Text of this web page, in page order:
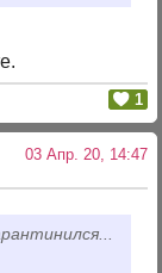
1
03 Апр. 20, 14:47